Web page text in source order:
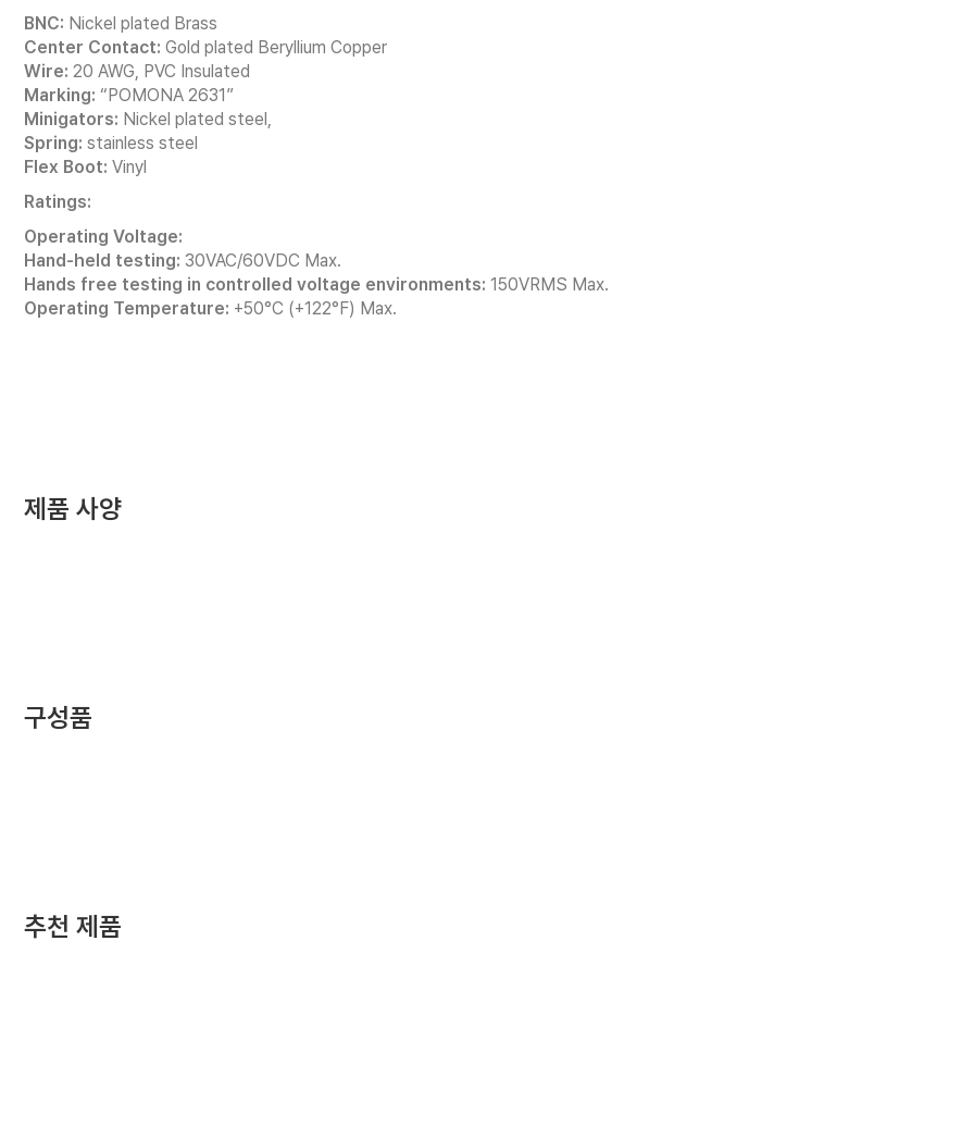
BNC: Nickel plated Brass
Center Contact: Gold plated Beryllium Copper
Wire: 20 AWG, PVC Insulated
Marking: “POMONA 2631”
Minigators: Nickel plated steel,
Spring: stainless steel
Flex Boot: Vinyl
Ratings:
Operating Voltage:
Hand-held testing: 30VAC/60VDC Max.
Hands free testing in controlled voltage environments: 150VRMS Max.
Operating Temperature: +50°C (+122°F) Max.
제품 사양
구성품
추천 제품